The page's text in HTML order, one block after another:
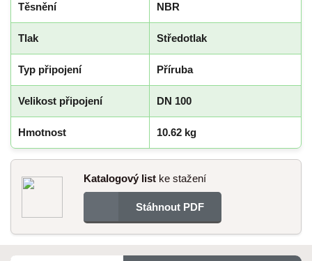
Těsnění NBR
Tlak Středotlak
Typ připojení Příruba
Velikost připojení DN 100
Hmotnost 10.62 kg
Katalogový list ke stažení
Stáhnout PDF